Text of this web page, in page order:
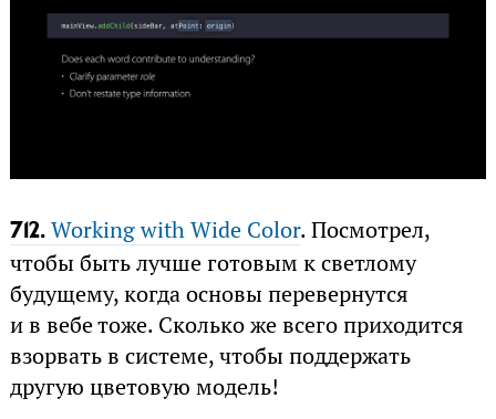
712.Working with Wide Color. Посмотрел,
чтобы быть лучше готовым к светлому
будущему, когда основы перевернутся
и в вебе тоже. Сколько же всего приходится
взорвать в системе, чтобы поддержать
другую цветовую модель!